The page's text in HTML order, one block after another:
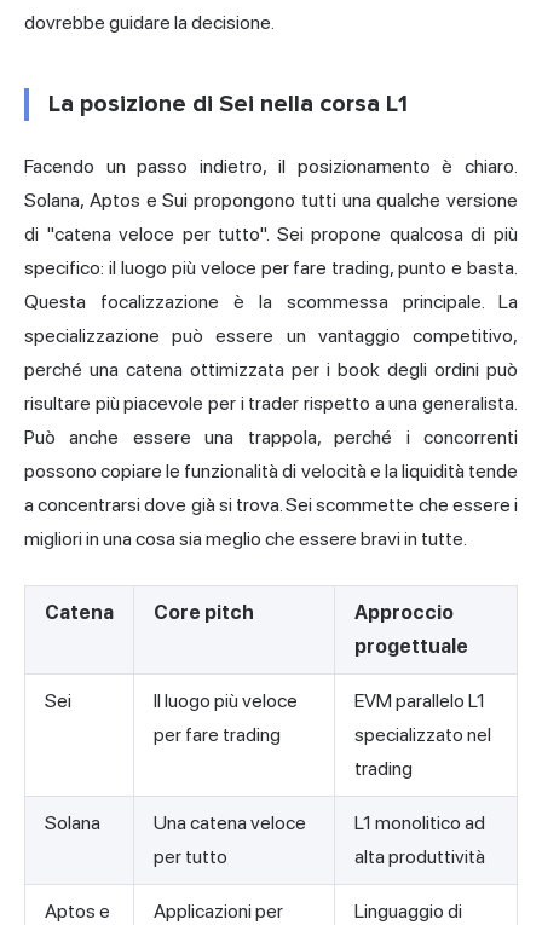
dovrebbe guidare la decisione.
La posizione di Sei nella corsa L1
Facendo un passo indietro, il posizionamento è chiaro.
Solana, Aptos e Sui propongono tutti una qualche versione
di "catena veloce per tutto". Sei propone qualcosa di più
specifico: il luogo più veloce per fare trading, punto e basta.
Questa focalizzazione è la scommessa principale. La
specializzazione può essere un vantaggio competitivo,
perché una catena ottimizzata per i book degli ordini può
risultare più piacevole per i trader rispetto a una generalista.
Può anche essere una trappola, perché i concorrenti
possono copiare le funzionalità di velocità e la liquidità tende
a concentrarsi dove già si trova. Sei scommette che essere i
migliori in una cosa sia meglio che essere bravi in tutte.
Catena Core pitch
Approccio
progettuale
Sei
Il luogo più veloce
per fare trading
EVM parallelo L1
specializzato nel
trading
Solana
Una catena veloce
per tutto
L1 monolitico ad
alta produttività
Aptos e
Applicazioni per
Linguaggio di